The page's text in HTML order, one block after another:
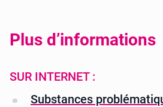
Plus d’informations
SUR INTERNET :
Substances